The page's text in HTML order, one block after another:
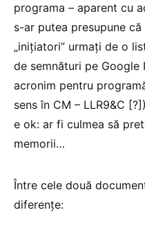
programa – aparent cu
s-ar putea presupune
„inițiatori” urmați de o
de semnături pe Google
acronim pentru
sens în CM – LLR9&C
e ok: ar fi culmea să
memorii…
Între cele două
diferențe: